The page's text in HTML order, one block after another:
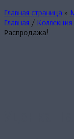
Главная страница »
Главная / Коллекция
Распродажа!